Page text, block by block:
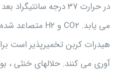
هیدرات کربن تخمیرپذیر است
آوری می کنند. حلالهای خنثی ،